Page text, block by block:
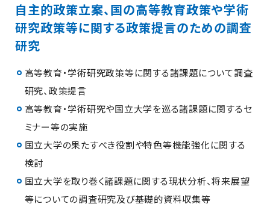
自主的政策立案、国の高等教育政策や学術
研究政策等に関する政策提言のための調査
研究
高等教育・学術研究政策等に関する諸課題について調査
研究、政策提言
高等教育・学術研究や国立大学を巡る諸課題に関するセ
ミナー等の実施
国立大学の果たすべき役割や特色等機能強化に関する
検討
国立大学を取り巻く諸課題に関する現状分析、将来展望
等についての調査研究及び基礎的資料収集等